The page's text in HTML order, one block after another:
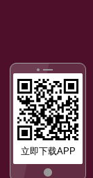
立即下载APP